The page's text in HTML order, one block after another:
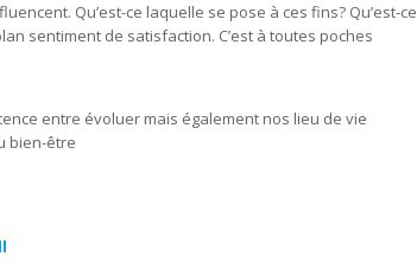
Qu’est-ce laquelle se pose à ces fins? Qu’est-ce
sentiment de satisfaction. C’est à toutes poches
entre évoluer mais également nos lieu de vie
bien-être